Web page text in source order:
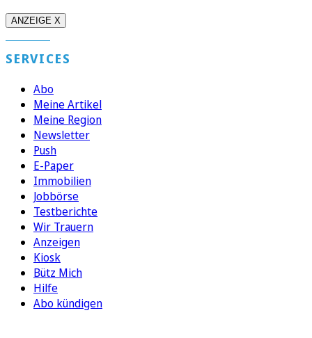
ANZEIGE X
SERVICES
Abo
Meine Artikel
Meine Region
Newsletter
Push
E-Paper
Immobilien
Jobbörse
Testberichte
Wir Trauern
Anzeigen
Kiosk
Bütz Mich
Hilfe
Abo kündigen